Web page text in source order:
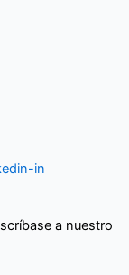
in
a nuestro